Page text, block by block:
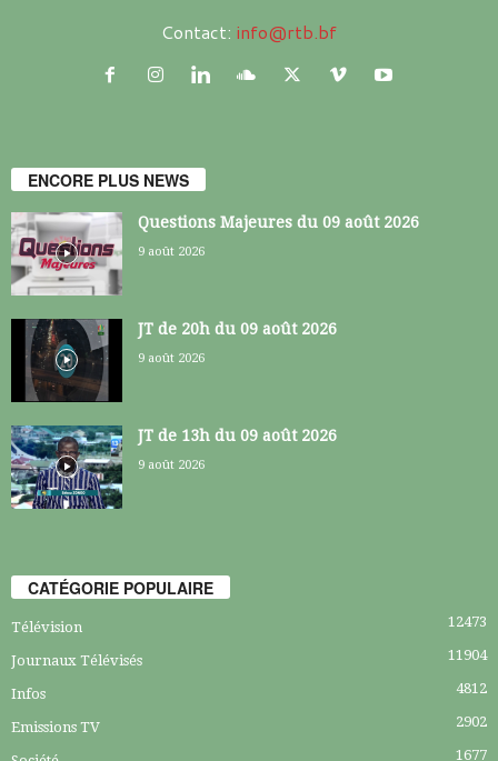
Contact: info@rtb.bf
ENCORE PLUS NEWS
Questions Majeures du 09 août 2026
9 août 2026
JT de 20h du 09 août 2026
9 août 2026
JT de 13h du 09 août 2026
9 août 2026
CATÉGORIE POPULAIRE
Télévision 12473
Journaux Télévisés 11904
Infos 4812
Emissions TV 2902
1677